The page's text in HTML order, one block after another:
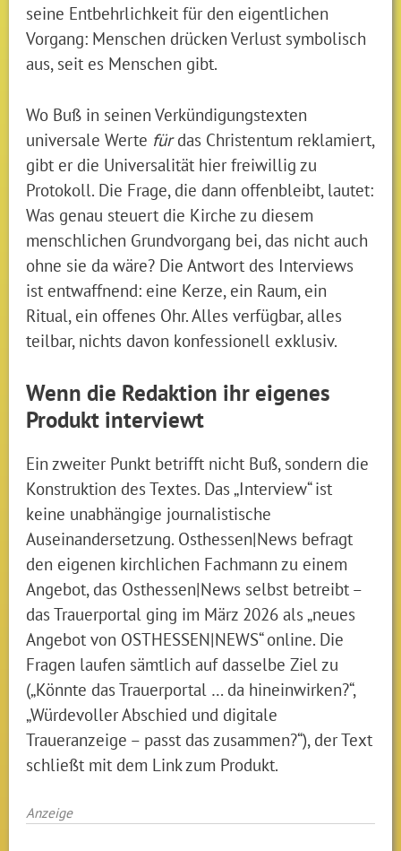
seine Entbehrlichkeit für den eigentlichen
Vorgang: Menschen drücken Verlust symbolisch
aus, seit es Menschen gibt.
Wo Buß in seinen Verkündigungstexten
universale Werte fürdas Christentum reklamiert,
gibt er die Universalität hier freiwillig zu
Protokoll. Die Frage, die dann offenbleibt, lautet:
Was genau steuert die Kirche zu diesem
menschlichen Grundvorgang bei, das nicht auch
ohne sie da wäre? Die Antwort des Interviews
ist entwaffnend: eine Kerze, ein Raum, ein
Ritual, ein offenes Ohr. Alles verfügbar, alles
teilbar, nichts davon konfessionell exklusiv.
Wenn die Redaktion ihr eigenes
Produkt interviewt
Ein zweiter Punkt betrifft nicht Buß, sondern die
Konstruktion des Textes. Das „Interview“ ist
keine unabhängige journalistische
Auseinandersetzung. Osthessen|News befragt
den eigenen kirchlichen Fachmann zu einem
Angebot, das Osthessen|News selbst betreibt –
das Trauerportal ging im März 2026 als „neues
Angebot von OSTHESSEN|NEWS“ online. Die
Fragen laufen sämtlich auf dasselbe Ziel zu
(„Könnte das Trauerportal … da hineinwirken?“,
„Würdevoller Abschied und digitale
Traueranzeige – passt das zusammen?“), der Text
schließt mit dem Link zum Produkt.
Anzeige